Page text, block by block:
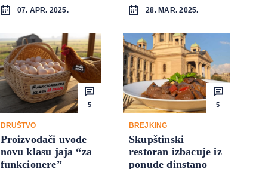
07. APR. 2025. 28. MAR. 2025.
5
DRUŠTVO
Proizvođači uvode
novu klasu jaja “za
funkcionere”
5
BREJKING
Skupštinski
restoran izbacuje iz
ponude dinstano